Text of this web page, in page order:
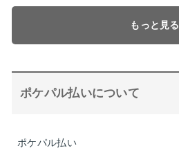
もっと見る
ポケパル払いについて
ポケパル払い